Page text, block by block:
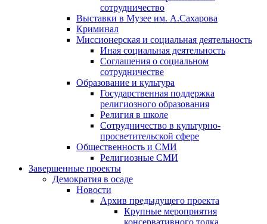
сотрудничество
Выставки в Музее им. А.Сахарова
Криминал
Миссионерская и социальная деятельность
Иная социальная деятельность
Соглашения о социальном
сотрудничестве
Образование и культура
Государственная поддержка
религиозного образования
Религия в школе
Сотрудничество в культурно-
просветительской сфере
Общественность и СМИ
Религиозные СМИ
Завершенные проекты
Демократия в осаде
Новости
Архив предыдущего проекта
Крупные мероприятия
консервативного толка